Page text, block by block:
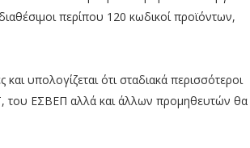
περίπου 120 κωδικοί προϊόντων,
υπολογίζεται ότι σταδιακά περισσότεροι
του ΕΣΒΕΠ αλλά και άλλων προμηθευτών θα